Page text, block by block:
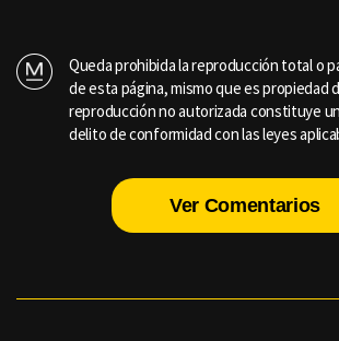
Queda prohibida la reproducción total o
de esta página, mismo que es propiedad
reproducción no autorizada constituye
delito de conformidad con las leyes
Ver Comentarios